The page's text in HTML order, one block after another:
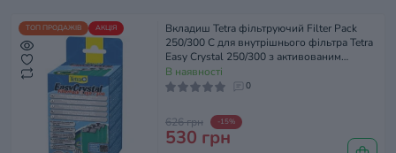
ТОП ПРОДАЖІВ АКЦІЯ
Вкладиш Tetra фільтруючий Filter Pack
250/300 C для внутрішнього фільтра Tetra
Easy Crystal 250/300 з активованим
вугіллям, 3 шт
В наявності
0
626 грн -15%
530 грн